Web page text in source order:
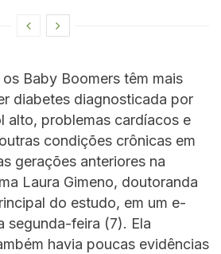
Baby Boomers têm mais
diabetes diagnosticada por
alto, problemas cardíacos e
condições crônicas em
gerações anteriores na
Laura Gimeno, doutoranda
do estudo, em um e-
segunda-feira (7). Ela
havia poucas evidências